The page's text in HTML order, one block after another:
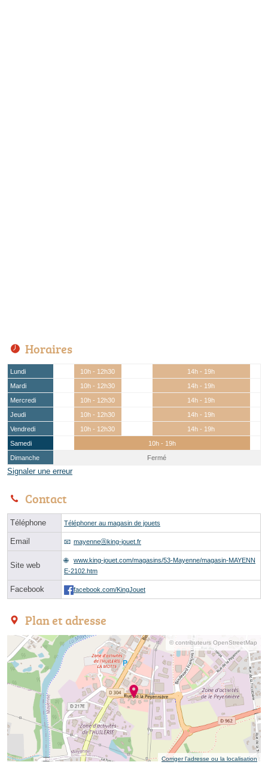
Horaires
Lundi 10h - 12h30
14h - 19h
Mardi
10h - 12h30
14h - 19h
Mercredi
10h - 12h30
14h - 19h
Jeudi
10h - 12h30
14h - 19h
Vendredi
10h - 12h30
14h - 19h
Samedi
10h - 19h
Dimanche
Fermé
Signaler une erreur
Contact
Téléphone Téléphoner au magasin de jouets
Email mayenneⓐking-jouet.fr
Site web
www.king-jouet.com/magasins/53-Mayenne/magasin-MAYENN
E-2102.htm
Facebook facebook.com/KingJouet
Plan et adresse
© contributeurs OpenStreetMap
Corriger l’adresse ou la localisation